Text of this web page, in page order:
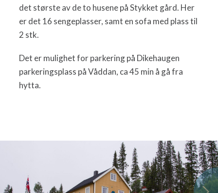
det største av de to husene på Stykket gård. Her
er det 16 sengeplasser, samt en sofa med plass til
2 stk.
Det er mulighet for parkering på Dikehaugen
parkeringsplass på Våddan, ca 45 min å gå fra
hytta.